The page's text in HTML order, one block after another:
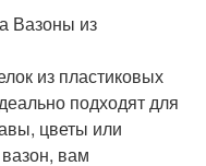
Вазоны из
из пластиковых
подходят для
цветы или
вам